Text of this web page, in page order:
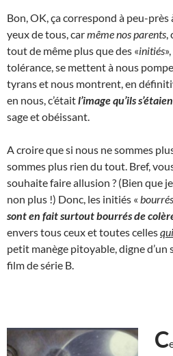
Bon, OK, ça correspond à peu-près
yeux de tous, carmême nos parents
tout de même plus que des «initiés
tolérance, se mettent à nous
tyrans et nous montrent, en
en nous, c’étaitl’image qu’ils
sage et obéissant.
A croire que si nous ne sommes
sommes plus rien du tout. Bref,
souhaite faire allusion ? (Bien que
non plus !) Donc, les initiés «
sont en fait surtout bourrés de
envers tous ceux et toutes celles
petit manège pitoyable, digne d’un
film de série B.
C